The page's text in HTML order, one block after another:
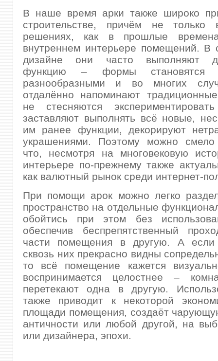
В наше время арки также широко
строительстве, причём не
решениях, как в прошлые
внутреннем интерьере помещений. В
дизайне они часто выполняют
функцию – формы становятся
разнообразными и во многих
отдалённо напоминают
не стесняются
заставляют выполнять всё новые,
им ранее функции, декорируют
украшениями. Поэтому можно смело
что, несмотря на многовековую
интерьере по-прежнему также
как валютный рынок среди интернет-
При помощи арок можно легко
пространство на отдельные
обойтись при этом без
обеспечив беспрепятственный
части помещения в другую. А если
сквозь них прекрасно видны
то всё помещение кажется
воспринимается целостнее –
перетекают одна в другую.
также приводит к некоторой
площади помещения, создаёт
античности или любой другой, на
или дизайнера, эпохи.